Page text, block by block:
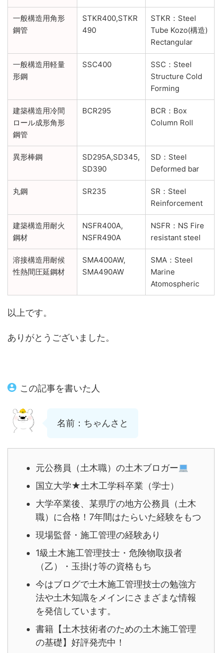
一般構造用角形
鋼管
STKR400,STKR
490
STKR：Steel
Tube Kozo(構造)
Rectangular
一般構造用軽量
形鋼
SSC400
SSC：Steel
Structure Cold
Forming
建築構造用冷間
ロール成形角形
鋼管
BCR295
BCR：Box
Column Roll
異形棒鋼
SD295A,SD345,
SD390
SD：Steel
Deformed bar
丸鋼 SR235
SR：Steel
Reinforcement
建築構造用耐火
鋼材
NSFR400A,
NSFR490A
NSFR：NS Fire
resistant steel
溶接構造用耐候
性熱間圧延鋼材
SMA400AW,
SMA490AW
SMA：Steel
Marine
Atomospheric
以上です。
ありがとうございました。
この記事を書いた人
名前：ちゃんさと
元公務員（土木職）の土木ブロガー
国立大学★土木工学科卒業（学士）
大学卒業後、某県庁の地方公務員（土木
職）に合格！7年間はたらいた経験をもつ
現場監督・施工管理の経験あり
1級土木施工管理技士・危険物取扱者
（乙）・玉掛け等の資格もち
今はブログで土木施工管理技士の勉強方
法や土木知識をメインにさまざまな情報
を発信しています。
書籍【土木技術者のための土木施工管理
の基礎】好評発売中！